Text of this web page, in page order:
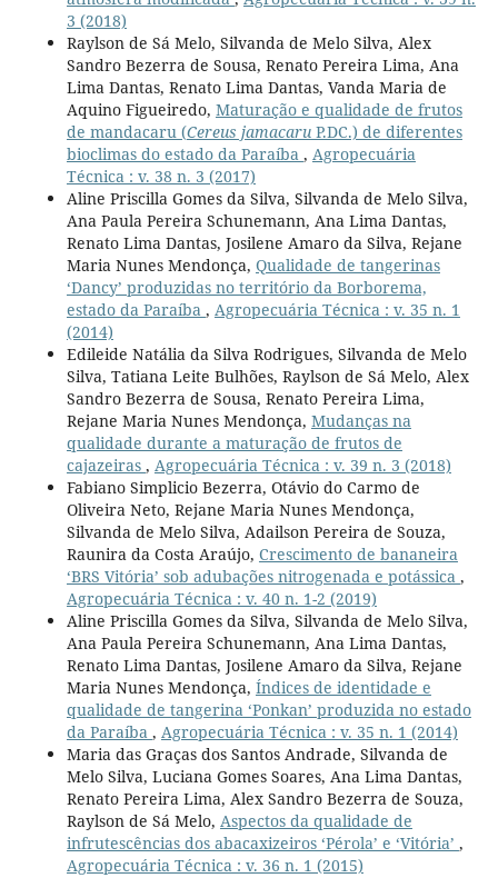
3 (2018)
Raylson de Sá Melo, Silvanda de Melo Silva, Alex
Sandro Bezerra de Sousa, Renato Pereira Lima, Ana
Lima Dantas, Renato Lima Dantas, Vanda Maria de
Aquino Figueiredo, Maturação e qualidade de frutos
de mandacaru (Cereus jamacaruP.DC.) de diferentes
bioclimas do estado da Paraíba , Agropecuária
Técnica : v. 38 n. 3 (2017)
Aline Priscilla Gomes da Silva, Silvanda de Melo Silva,
Ana Paula Pereira Schunemann, Ana Lima Dantas,
Renato Lima Dantas, Josilene Amaro da Silva, Rejane
Maria Nunes Mendonça, Qualidade de tangerinas
‘Dancy’ produzidas no território da Borborema,
estado da Paraíba , Agropecuária Técnica : v. 35 n. 1
(2014)
Edileide Natália da Silva Rodrigues, Silvanda de Melo
Silva, Tatiana Leite Bulhões, Raylson de Sá Melo, Alex
Sandro Bezerra de Sousa, Renato Pereira Lima,
Rejane Maria Nunes Mendonça, Mudanças na
qualidade durante a maturação de frutos de
cajazeiras , Agropecuária Técnica : v. 39 n. 3 (2018)
Fabiano Simplicio Bezerra, Otávio do Carmo de
Oliveira Neto, Rejane Maria Nunes Mendonça,
Silvanda de Melo Silva, Adailson Pereira de Souza,
Raunira da Costa Araújo, Crescimento de bananeira
‘BRS Vitória’ sob adubações nitrogenada e potássica ,
Agropecuária Técnica : v. 40 n. 1-2 (2019)
Aline Priscilla Gomes da Silva, Silvanda de Melo Silva,
Ana Paula Pereira Schunemann, Ana Lima Dantas,
Renato Lima Dantas, Josilene Amaro da Silva, Rejane
Maria Nunes Mendonça, Índices de identidade e
qualidade de tangerina ‘Ponkan’ produzida no estado
da Paraíba , Agropecuária Técnica : v. 35 n. 1 (2014)
Maria das Graças dos Santos Andrade, Silvanda de
Melo Silva, Luciana Gomes Soares, Ana Lima Dantas,
Renato Pereira Lima, Alex Sandro Bezerra de Souza,
Raylson de Sá Melo, Aspectos da qualidade de
infrutescências dos abacaxizeiros ‘Pérola’ e ‘Vitória’ ,
Agropecuária Técnica : v. 36 n. 1 (2015)